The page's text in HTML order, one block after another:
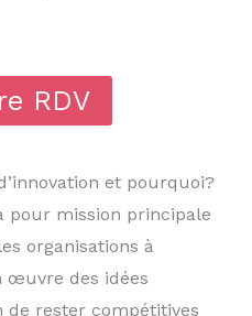
RDV
et pourquoi?
pour mission principale
organisations à
œuvre des idées
de rester compétitives